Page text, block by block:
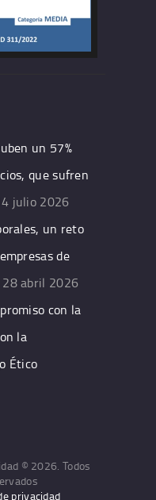
un 57%
que sufren
julio 2026
un reto
de
28 abril 2026
con la
la
Ético
© 2026. Todos
privacidad